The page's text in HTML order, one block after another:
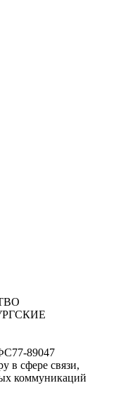
89047
в сфере связи,
коммуникаций